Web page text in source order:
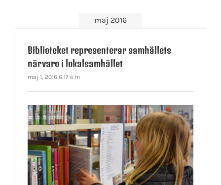
maj 2016
Biblioteket representerar samhällets
närvaro i lokalsamhället
maj 1, 2016 6:17 e m